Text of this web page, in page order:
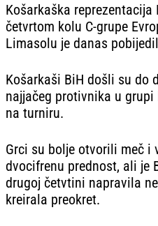
Košarkaška reprezentacija
četvrtom kolu C-grupe
Limasolu je danas
Košarkaši BiH došli su do
najjačeg protivnika u
na turniru.
Grci su bolje otvorili meč i
dvocifrenu prednost, ali je
drugoj četvtini napravila
kreirala preokret.